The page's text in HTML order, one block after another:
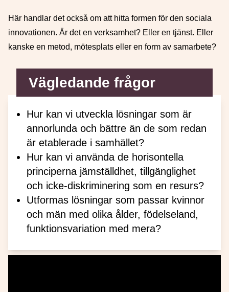
Här handlar det också om att hitta formen för den sociala
innovationen. Är det en verksamhet? Eller en tjänst. Eller
kanske en metod, mötesplats eller en form av samarbete?
Vägledande frågor
Hur kan vi utveckla lösningar som är
annorlunda och bättre än de som redan
är etablerade i samhället?
Hur kan vi använda de horisontella
principerna jämställdhet, tillgänglighet
och icke-diskriminering som en resurs?
Utformas lösningar som passar kvinnor
och män med olika ålder, födelseland,
funktionsvariation med mera?